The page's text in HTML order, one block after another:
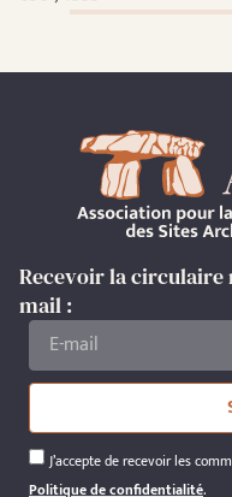
Recevoir la circulaire
mail :
J’accepte de recevoir les
Politique de confidentialité.